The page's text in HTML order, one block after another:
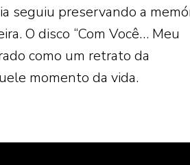
seguiu preservando a
O disco “Com Você… Meu
como um retrato da
momento da vida.